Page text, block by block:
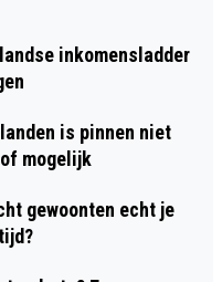
inkomensladder
is pinnen niet
mogelijk
gewoonten echt je